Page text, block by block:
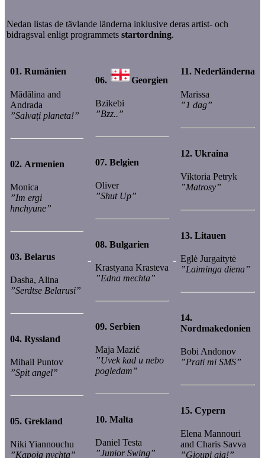
Nedan listas de tävlande länderna inklusive deras artist- och
bidragsval enligt programmets startordning.
01. Rumänien
Mădălina and
Andrada
”Salvați planeta!”
02. Armenien
Monica
”Im ergi
hnchyune”
03. Belarus
Dasha, Alina
”Serdtse Belarusi”
04. Ryssland
Mihail Puntov
”Spit angel”
05. Grekland
Niki Yiannouchu
”Kapoia nychta”
06. Georgien
Bzikebi
”Bzz..”
07. Belgien
Oliver
”Shut Up”
08. Bulgarien
Krastyana Krasteva
”Edna mechta”
09. Serbien
Maja Mazić
”Uvek kad u nebo
pogledam”
10. Malta
Daniel Testa
”Junior Swing”
11. Nederländerna
Marissa
”1 dag”
12. Ukraina
Viktoria Petryk
”Matrosy”
13. Litauen
Eglė Jurgaitytė
”Laiminga diena”
14.
Nordmakedonien
Bobi Andonov
”Prati mi SMS”
15. Cypern
Elena Mannouri
and Charis Savva
”Gioupi gia!”